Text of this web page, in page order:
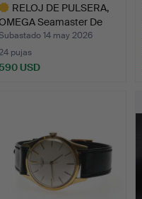
RELOJ DE PULSERA,
Seamaster De
14 may 2026
pujas
USD